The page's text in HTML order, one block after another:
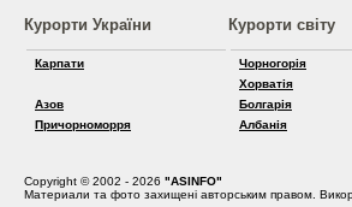
Курорти України
Карпати
Азов
Причорноморря
Курорти світу
Чорногорія
Хорватія
Болгарія
Албанія
Copyright © 2002 - 2026 "ASINFO"
Материали та фото захищені авторським правом.